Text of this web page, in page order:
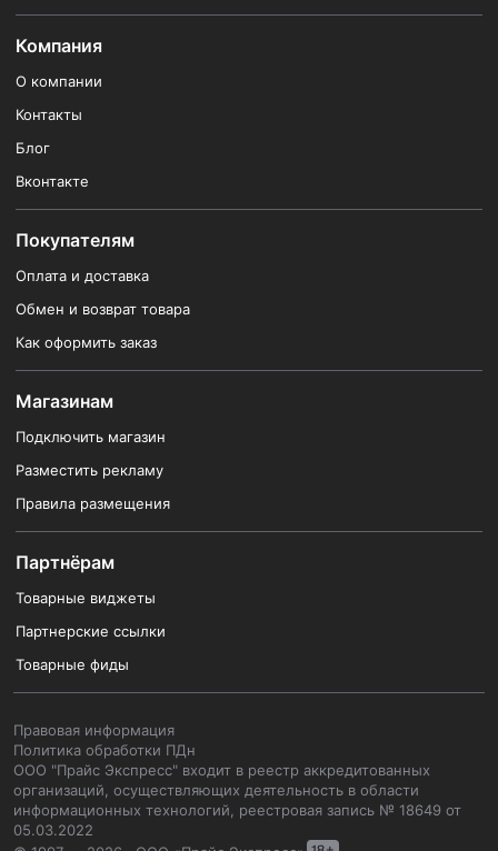
Компания
О компании
Контакты
Блог
Вконтакте
Покупателям
Оплата и доставка
Обмен и возврат товара
Как оформить заказ
Магазинам
Подключить магазин
Разместить рекламу
Правила размещения
Партнёрам
Товарные виджеты
Партнерские ссылки
Товарные фиды
Правовая информация
Политика обработки ПДн
ООО "Прайс Экспресс" входит в реестр аккредитованных
организаций, осуществляющих деятельность в области
информационных технологий, реестровая запись № 18649 от
05.03.2022